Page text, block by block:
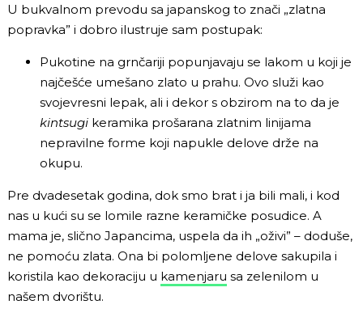
U bukvalnom prevodu sa japanskog to znači „zlatna
popravka” i dobro ilustruje sam postupak:
Pukotine na grnčariji popunjavaju se lakom u koji je
najčešće umešano zlato u prahu. Ovo služi kao
svojevresni lepak, ali i dekor s obzirom na to da je
kintsugi keramika prošarana zlatnim linijama
nepravilne forme koji napukle delove drže na
okupu.
Pre dvadesetak godina, dok smo brat i ja bili mali, i kod
nas u kući su se lomile razne keramičke posudice. A
mama je, slično Japancima, uspela da ih „oživi” – doduše,
ne pomoću zlata. Ona bi polomljene delove sakupila i
koristila kao dekoraciju u kamenjaru sa zelenilom u
našem dvorištu.